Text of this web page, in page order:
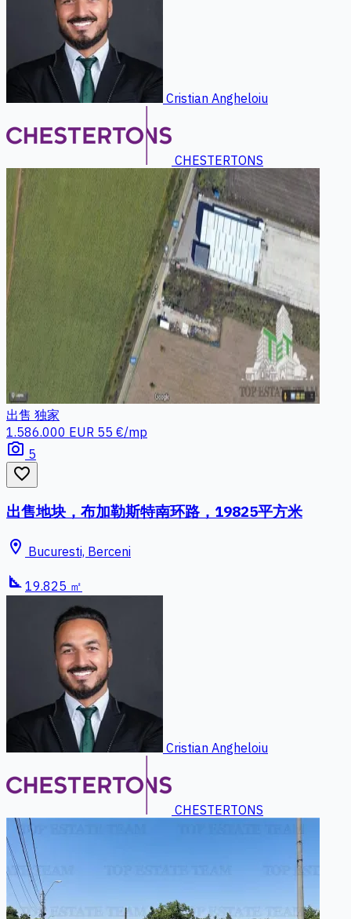
Cristian Angheloiu
CHESTERTONS
出售 独家
1.586.000 EUR 55 €/mp
photo_camera 5
favorite_border
出售地块，布加勒斯特南环路，19825平方米
location_on Bucuresti, Berceni
square_foot 19.825 ㎡
Cristian Angheloiu
CHESTERTONS